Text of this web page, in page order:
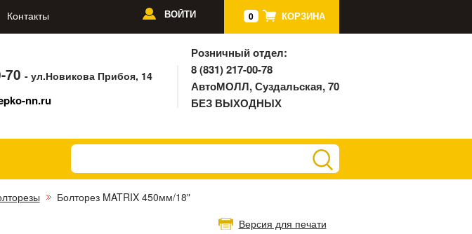
Контакты 0 КОРЗИНА
ВОЙТИ
70- ул.Новикова Прибоя, 14
nn.ru
Розничный отдел:
8 (831) 217-00-78
АвтоМОЛЛ, Суздальская, 70
БЕЗ ВЫХОДНЫХ
Болторез MATRIX 450мм/18"
Версия для печати